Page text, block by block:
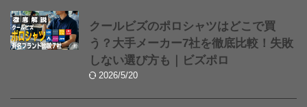
クールビズのポロシャツはどこで買
う？大手メーカー7社を徹底比較！失敗
しない選び方も｜ビズポロ
2026/5/20